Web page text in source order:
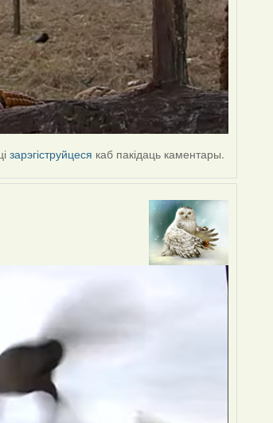
зарэгіструйцеся каб пакідаць каментары.